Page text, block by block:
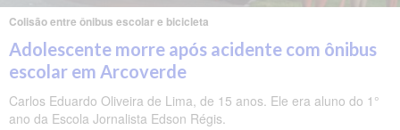
Colisão entre ônibus escolar e bicicleta
Adolescente morre após acidente com ônibus
escolar em Arcoverde
Carlos Eduardo Oliveira de Lima, de 15 anos. Ele era aluno do 1°
ano da Escola Jornalista Edson Régis.